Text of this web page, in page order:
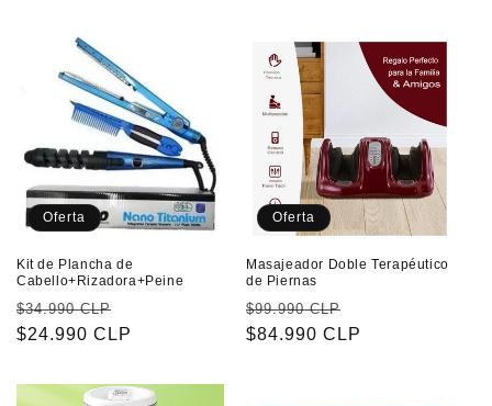
Oferta
Kit de Plancha de
Cabello+Rizadora+Peine
Precio
habitual
$34.990 CLP
de
$24.990 CLP
Oferta
Masajeador Doble Terapéutico
de Piernas
Precio
habitual
$99.990 CLP
de
$84.990 CLP